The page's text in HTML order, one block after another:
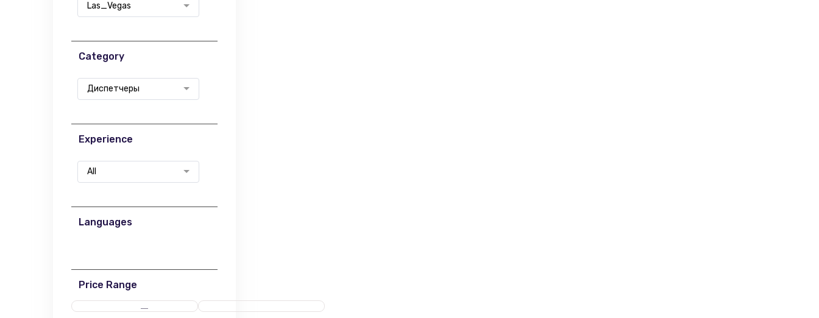
Las_Vegas
Category
Диспетчеры
Experience
All
Languages
Price Range